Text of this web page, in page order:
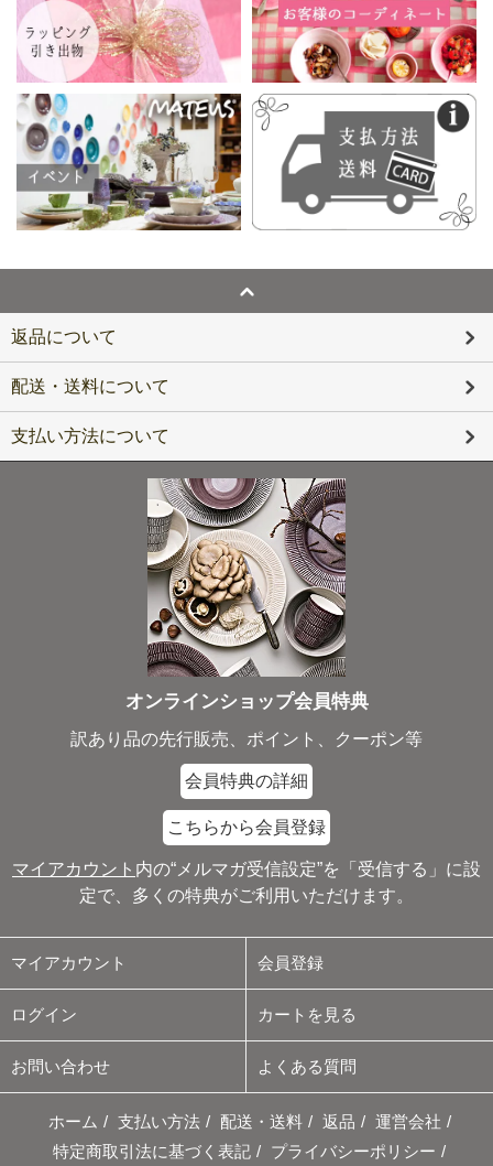
返品について
配送・送料について
支払い方法について
オンラインショップ会員特典
訳あり品の先行販売、ポイント、クーポン等
会員特典の詳細
こちらから会員登録
マイアカウント 内の“メルマガ受信設定”を「受信する」に設
定で、多くの特典がご利用いただけます。
マイアカウント 会員登録
ログイン カートを見る
お問い合わせ よくある質問
ホーム / 支払い方法 / 配送・送料 / 返品 / 運営会社 /
特定商取引法に基づく表記 / プライバシーポリシー /